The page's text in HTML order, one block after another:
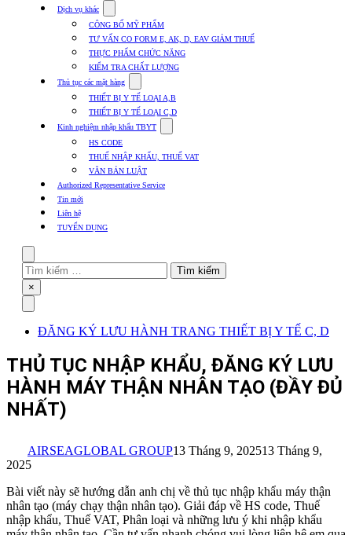
TBYT
Dịch vụ khác
submenu
for
Dịch
vụ
khác
CÔNG BỐ MỸ PHẨM
TƯ VẤN CO FORM E, AK, D, EAV GIẢM THUẾ
THỰC PHẨM CHỨC NĂNG
KIỂM TRA CHẤT LƯỢNG
Thủ tục các mặt hàng
submenu
for
Thủ
tục
mặt
hàng
THIẾT BỊ Y TẾ LOẠI A,B
THIẾT BỊ Y TẾ LOẠI C,D
Kinh nghiệm nhập khẩu TBYT
submenu
Kinh
HS CODE
THUẾ NHẬP KHẨU, THUẾ VAT
VĂN BẢN LUẬT
Authorized Representative Service
Tin mới
Liên hệ
TUYỂN DỤNG
Tìm
kiếm
cho:
Close
×
ĐĂNG KÝ LƯU HÀNH TRANG THIẾT BỊ Y TẾ C, D
THỦ TỤC NHẬP KHẨU, ĐĂNG KÝ LƯU
HÀNH MÁY THẬN NHÂN TẠO (ĐẦY ĐỦ
NHẤT)
AIRSEAGLOBAL GROUP13 Tháng 9, 202513 Tháng 9,
2025
Bài viết này sẽ hướng dẫn anh chị về thủ tục nhập khẩu máy thận
nhân tạo (máy chạy thận nhân tạo). Giải đáp về HS code, Thuế
nhập khẩu, Thuế VAT, Phân loại và những lưu ý khi nhập khẩu